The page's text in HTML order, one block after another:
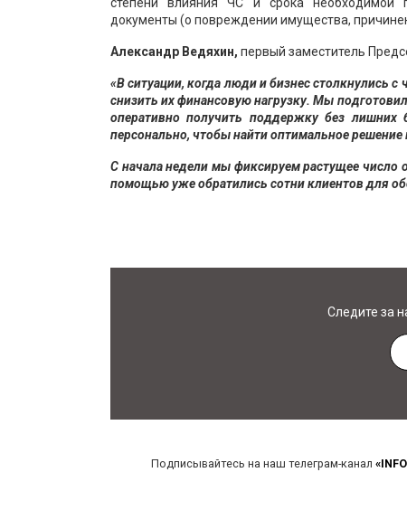
документы (о повреждении имущества,
Александр Ведяхин, первый заместитель
«В ситуации, когда люди и бизнес столкнулись
снизить их финансовую нагрузку. Мы
оперативно получить поддержку без лишних
персонально, чтобы найти оптимальное решение
С начала недели мы фиксируем растущее
помощью уже обратились сотни клиентов для
Следите за
Подписывайтесь на наш телеграм-канал